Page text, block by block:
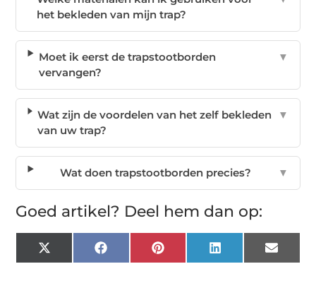
het bekleden van mijn trap?
Moet ik eerst de trapstootborden
vervangen?
▼
Wat zijn de voordelen van het zelf bekleden
van uw trap?
▼
Wat doen trapstootborden precies? ▼
Goed artikel? Deel hem dan op:
X
(Twitter)
FacebookPinterest LinkedIn Email